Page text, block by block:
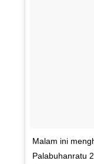
Malam ini
Palabuhanratu